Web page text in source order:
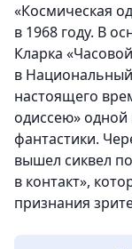
«Космическая
в 1968 году. В
Кларка
в
настоящего
одиссею»
фантастики.
вышел сиквел
в контакт»,
признания